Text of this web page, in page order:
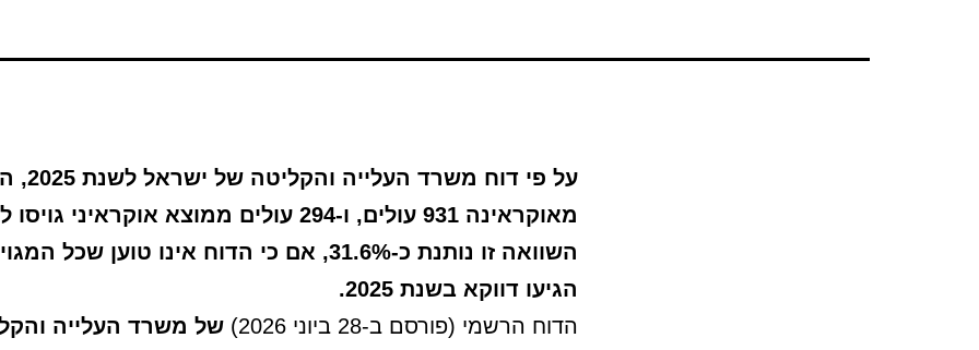
על פי דוח משרד
מאוקראינה 931 עולים, ו-294 עולים ממוצא אוקראיני
השוואה זו נותנת כ-31.6%, אם כי הדוח אינו טוען שכל
הגיעו דווקא בשנת 2025.
הדוח הרשמי (פורסם ב-28 ביוני 2026)
של משרד העלייה